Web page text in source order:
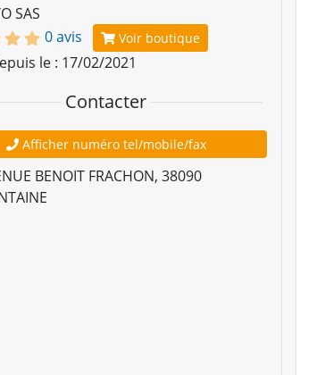
SAS
0 avis
Voir boutique
le : 17/02/2021
Contacter
Afficher numéro tel/mobile/fax
BENOIT FRACHON,38090